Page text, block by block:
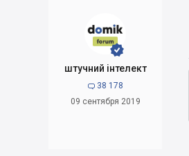


штучний інтелект
 38 178
09 сентября 2019